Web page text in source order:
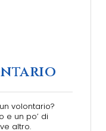
volontario?
e un po’ di
altro.